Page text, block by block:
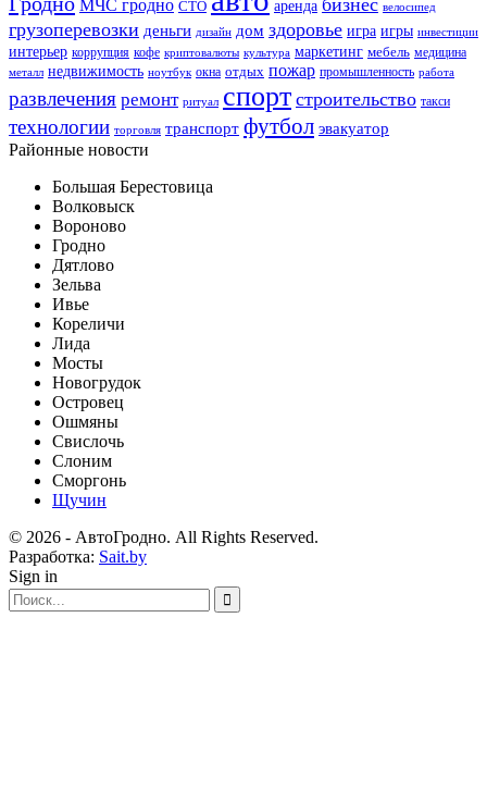
МЧС гродно СТО аренда велосипед
грузоперевозки деньги дизайн дом здоровье игра игры инвестиции
интерьер коррупция кофе криптовалюты культура маркетинг мебель медицина
металл недвижимость ноутбук окна отдых пожар промышленность работа
развлечения ремонт ритуал спорт строительство такси
технологии торговля транспорт футбол эвакуатор
Районные новости
Большая Берестовица
Волковыск
Вороново
Гродно
Дятлово
Зельва
Ивье
Кореличи
Лида
Мосты
Новогрудок
Островец
Ошмяны
Свислочь
Слоним
Сморгонь
Щучин
© 2026 - АвтоГродно. All Rights Reserved.
Разработка: Sait.by
Sign in